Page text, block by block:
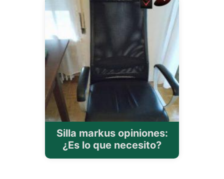
Silla markus opiniones:
¿Es lo que necesito?